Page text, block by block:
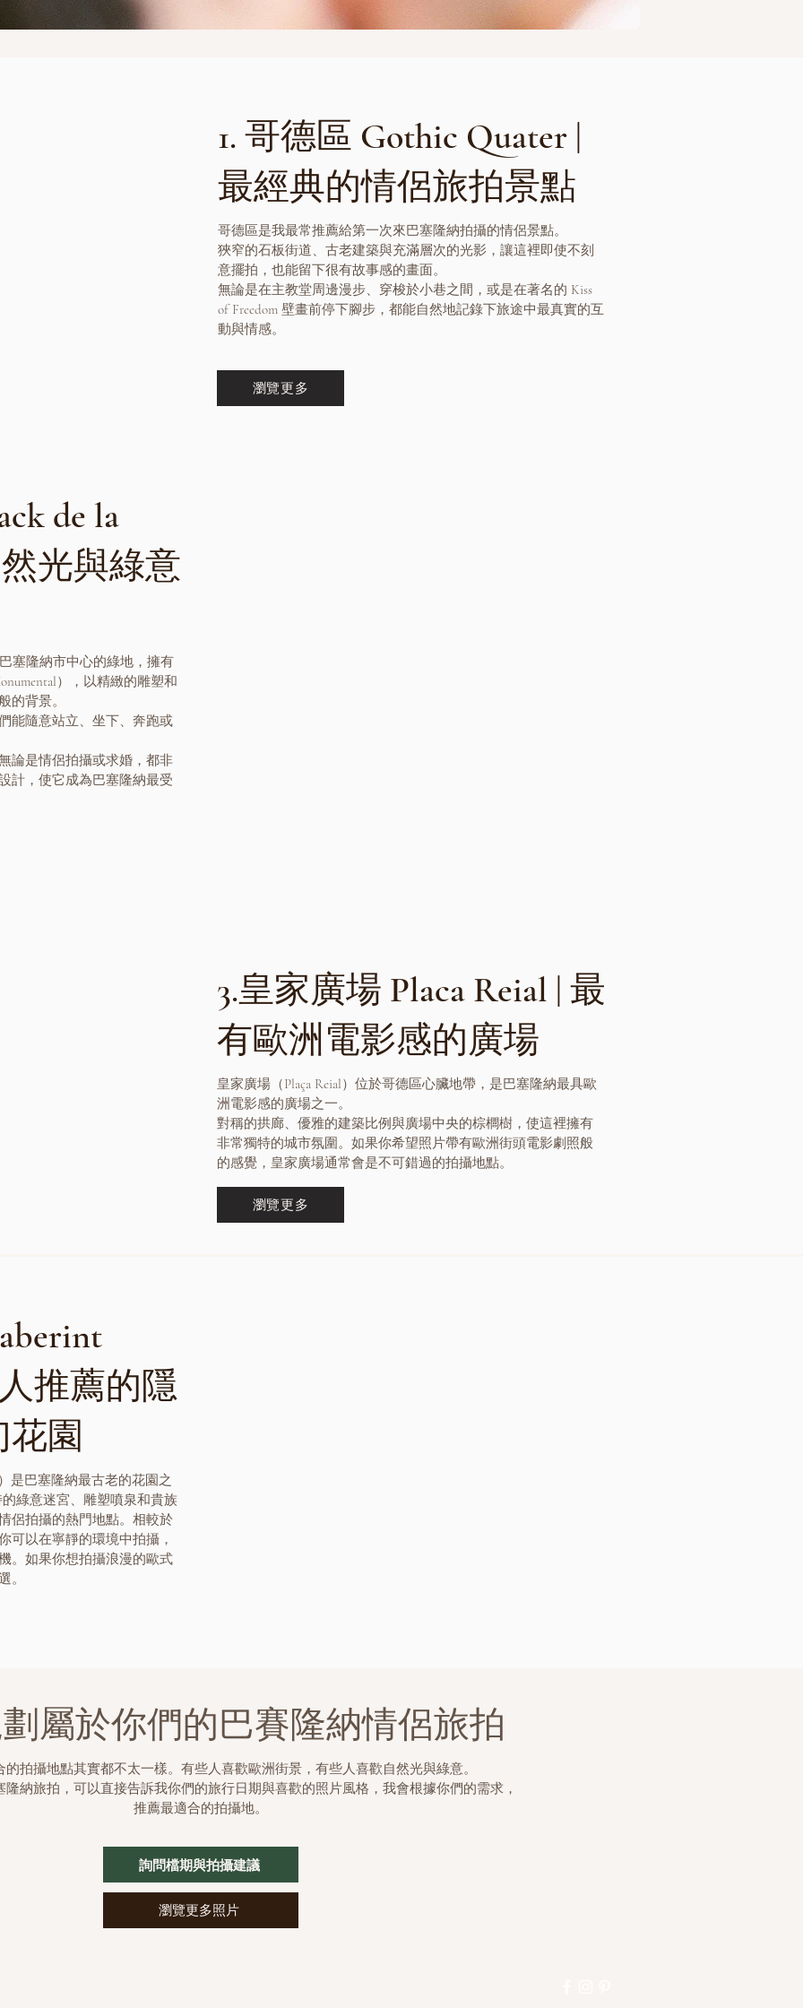
1. 哥德區 Gothic Quater |
最經典的情侶旅拍景點
哥德區是我最常推薦給第一次來巴塞隆納拍攝的情侶景點。
狹窄的石板街道、古老建築與充滿層次的光影，讓這裡即使不刻
意擺拍，也能留下很有故事感的畫面。
無論是在主教堂周邊漫步、穿梭於小巷之間，或是在著名的 Kiss
of Freedom 壁畫前停下腳步，都能自然地記錄下旅途中最真實的互
動與情感。
瀏覽更多
de la
光與綠意
塞隆納市中心的綠地，擁有
），以精緻的雕塑和
的背景。
能隨意站立、坐下、奔跑或
論是情侶拍攝或求婚，都非
計，使它成為巴塞隆納最受
3.皇家廣場 Placa Reial | 最
有歐洲電影感的廣場
皇家廣場（Plaça Reial）位於哥德區心臟地帶， 是巴塞隆納最具歐
洲電影感的廣場之一。
對稱的拱廊、優雅的建築比例與廣場中央的棕櫚樹，使這裡擁有
非常獨特的城市氛圍。 如果你希望照片帶有歐洲街頭電影劇照般
的感覺，皇家廣場通常會是不可錯過的拍攝地點。
瀏覽更多
推薦的隱
園
是巴塞隆納最古老的花園之
綠意迷宮、雕塑噴泉和貴族
侶拍攝的熱門地點。相較於
可以在寧靜的環境中拍攝，
。如果你想拍攝浪漫的歐式
。
屬於你們的巴賽隆納情侶旅拍
拍攝地點其實都不太一樣。 有些人喜歡歐洲街景，有些人喜歡自然光與綠意。
納旅拍，可以直接告訴我你們的旅行日期與喜歡的照片風格，我會根據你們的需求，
推薦最適合的拍攝地。
詢問檔期與拍攝建議
瀏覽更多照片